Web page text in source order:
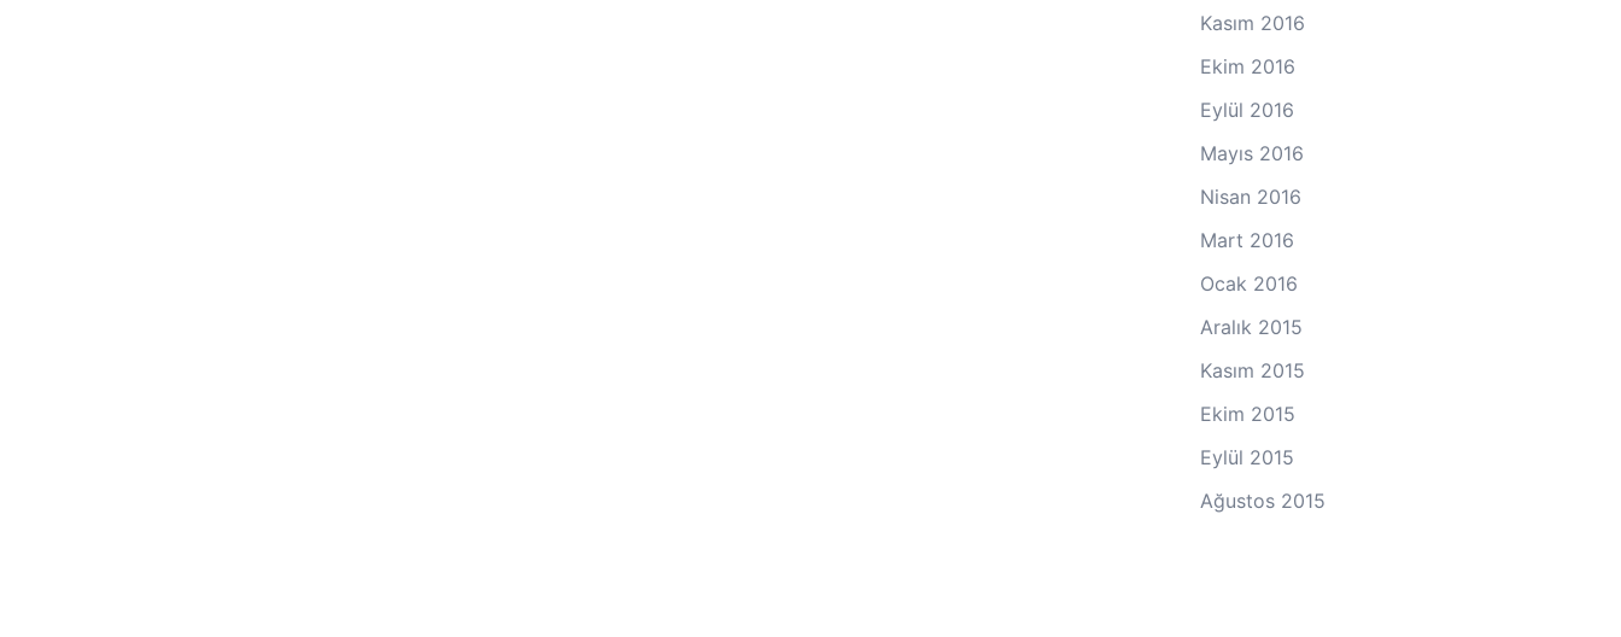
Kasım 2016
Ekim 2016
Eylül 2016
Mayıs 2016
Nisan 2016
Mart 2016
Ocak 2016
Aralık 2015
Kasım 2015
Ekim 2015
Eylül 2015
Ağustos 2015